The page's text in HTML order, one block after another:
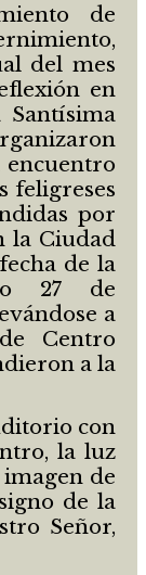
de
del mes
en
encuentro
feligreses
por
la Ciudad
de la
27 de
a
Centro
a la
con
la luz
de
de la
Señor,